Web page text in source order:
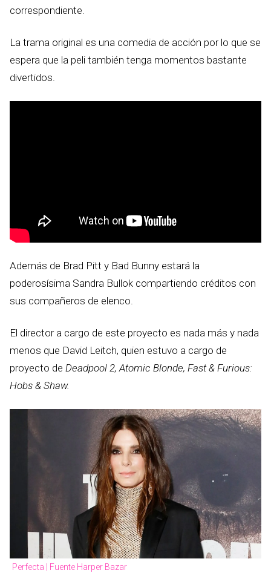
correspondiente.
La trama original es una comedia de acción por lo que se
espera que la peli también tenga momentos bastante
divertidos.
Además de Brad Pitt y Bad Bunny estará la
poderosísima Sandra Bullok compartiendo créditos con
sus compañeros de elenco.
El director a cargo de este proyecto es nada más y nada
menos que David Leitch, quien estuvo a cargo de
proyecto de Deadpool 2, Atomic Blonde, Fast & Furious:
Hobs & Shaw.
Perfecta | Fuente Harper Bazar